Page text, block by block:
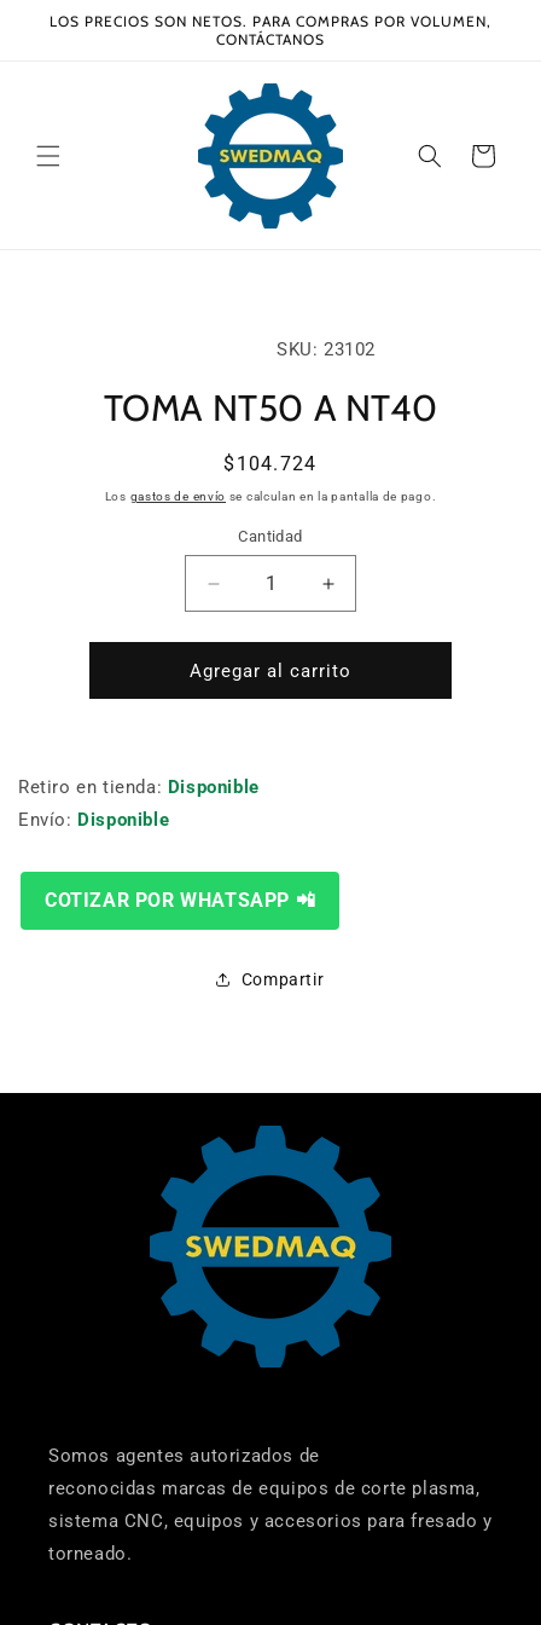
directamente
LOS PRECIOS SON NETOS. PARA COMPRAS POR VOLUMEN,
CONTÁCTANOS
Carrito
SKU: 23102
TOMA NT50 A NT40
Precio
habitual
$104.724
Los gastos de envío se calculan en la pantalla de pago.
Cantidad
Cantidad
Reducir
cantidad
para
TOMA
NT50
Aumentar
cantidad
para
TOMA
NT50
Agregar al carrito
Retiro en tienda: Disponible
Envío: Disponible
COTIZAR POR WHATSAPP 📲
Compartir
Somos agentes autorizados de
reconocidas marcas de equipos de corte plasma,
sistema CNC, equipos y accesorios para fresado y
torneado.